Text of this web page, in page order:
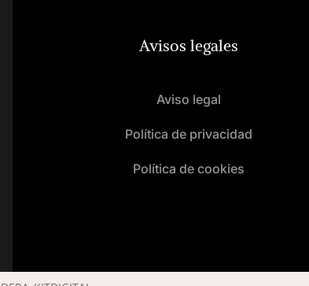
Avisos legales
Aviso legal
Política de privacidad
Política de cookies